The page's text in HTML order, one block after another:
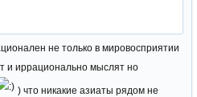
не только в мировосприятии
и иррационально мыслят но
) что никакие азиаты рядом не